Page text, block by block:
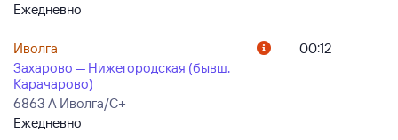
Ежедневно
Иволга
Захарово — Нижегородская (бывш.
Карачарово)
6863 А Иволга/С+
Ежедневно
00:12